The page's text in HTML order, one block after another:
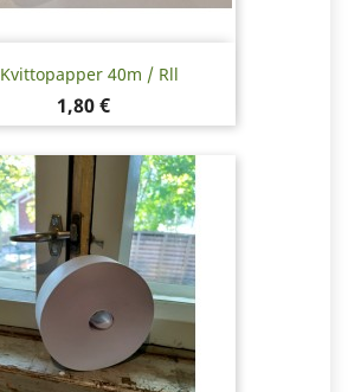
Kvittopapper 40m / Rll
Pris
1,80 €